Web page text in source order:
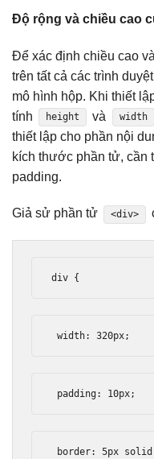
Độ rộng và chiều cao
Để xác định chiều cao
trên tất cả các trình
mô hình hộp. Khi thiết
tính
height và width
thiết lập cho phần nội
kích thước phần tử, cần
padding.
Giả sử phần tử <div>
div {
width: 320px;
padding: 10px;
border: 5px solid